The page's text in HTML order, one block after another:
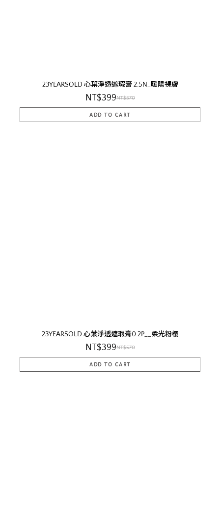
23YEARSOLD 心葉淨透遮瑕膏 2.5N_暖陽裸膚
NT$399NT$570
23YEARSOLD 心葉淨透遮瑕膏0.2P__柔光粉櫻
NT$399NT$570